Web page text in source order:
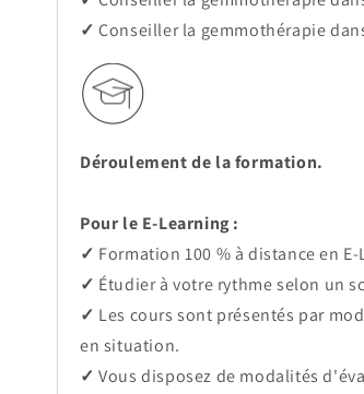
✓Conseiller la gemmothérapie
Déroulement de la formation.
Pour le E-Learning :
✓ Formation 100 % à distance en
✓ Étudier à votre rythme selon un
✓ Les cours sont présentés par
en situation.
✓Vous disposez de modalités